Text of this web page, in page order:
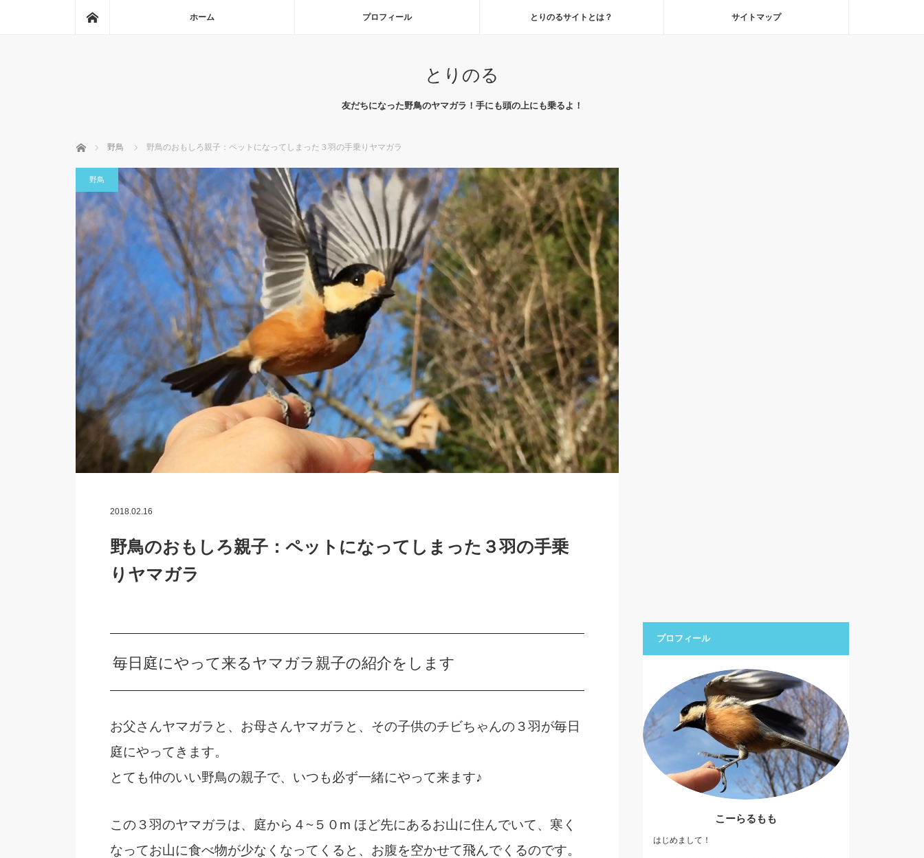
ホーム プロフィール とりのるサイトとは？ サイトマップ
とりのる
友だちになった野鳥のヤマガラ！手にも頭の上にも乗るよ！
ホーム 野鳥 野鳥のおもしろ親子：ペットになってしまった３羽の手乗りヤマガラ
野鳥
2018.02.16
野鳥のおもしろ親子：ペットになってしまった３羽の手乗
りヤマガラ
毎日庭にやって来るヤマガラ親子の紹介をします
お父さんヤマガラと、お母さんヤマガラと、その子供のチビちゃんの３羽が毎日
庭にやってきます。
とても仲のいい野鳥の親子で、 いつも必ず一緒にやって来ます♪
この３羽のヤマガラは、庭から４~５０m ほど先にあるお山に住んでいて、 寒く
なってお山に食べ物が少なくなってくると、お腹を空かせて飛んでくるのです。
プロフィール
こーらるもも
はじめまして！